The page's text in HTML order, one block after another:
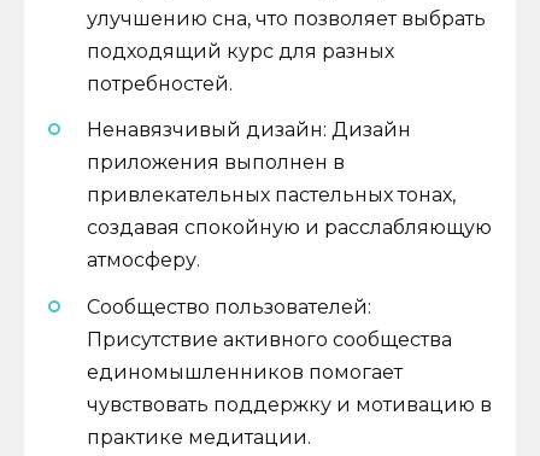
улучшению сна, что позволяет выбрать
подходящий курс для разных
потребностей.
Ненавязчивый дизайн: Дизайн
приложения выполнен в
привлекательных пастельных тонах,
создавая спокойную и расслабляющую
атмосферу.
Сообщество пользователей:
Присутствие активного сообщества
единомышленников помогает
чувствовать поддержку и мотивацию в
практике медитации.